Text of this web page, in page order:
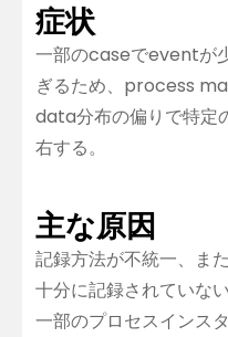
症状
一部のcaseでeventが
ぎるため、process
data分布の偏りで特
右する。
主な原因
記録方法が不統一、ま
十分に記録されていない
一部のプロセスインス